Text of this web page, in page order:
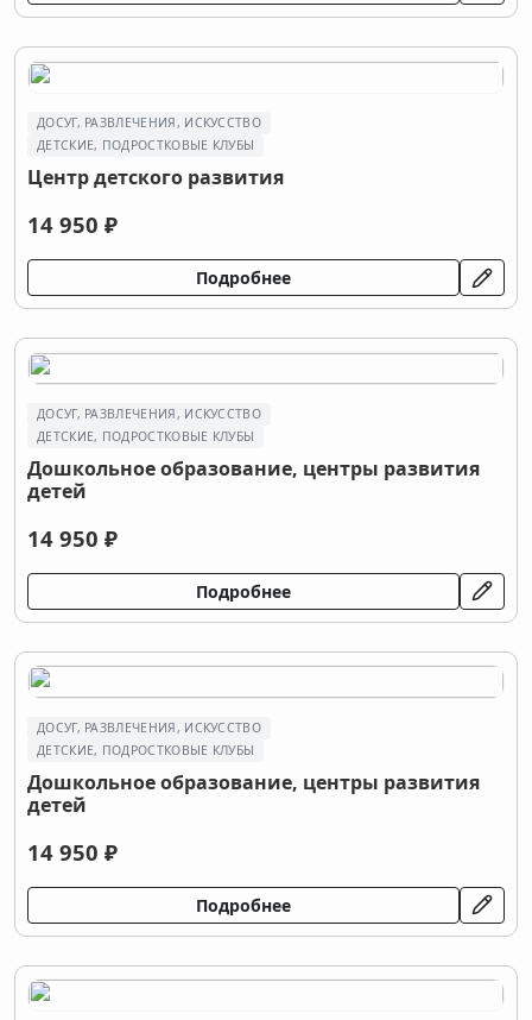
ДОСУГ, РАЗВЛЕЧЕНИЯ, ИСКУССТВО
ДЕТСКИЕ, ПОДРОСТКОВЫЕ КЛУБЫ
Центр детского развития
14 950 ₽
Подробнее
ДОСУГ, РАЗВЛЕЧЕНИЯ, ИСКУССТВО
ДЕТСКИЕ, ПОДРОСТКОВЫЕ КЛУБЫ
Дошкольное образование, центры развития
детей
14 950 ₽
Подробнее
ДОСУГ, РАЗВЛЕЧЕНИЯ, ИСКУССТВО
ДЕТСКИЕ, ПОДРОСТКОВЫЕ КЛУБЫ
Дошкольное образование, центры развития
детей
14 950 ₽
Подробнее